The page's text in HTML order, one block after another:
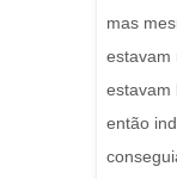
mas
estavam
estavam
então